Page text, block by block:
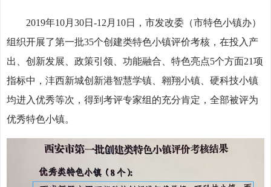
2019年10月30日-12月10日，市发改委（市特色小镇办）
组织开展了第一批35个创建类特色小镇评价考核，在投入产
出、创新发展、政策引领、功能融合、特色亮点5个方面21项
指标中，沣西新城创新港智慧学镇、翱翔小镇、硬科技小镇
均进入优秀等次，得到考评专家组的充分肯定，全部被评为
优秀特色小镇。